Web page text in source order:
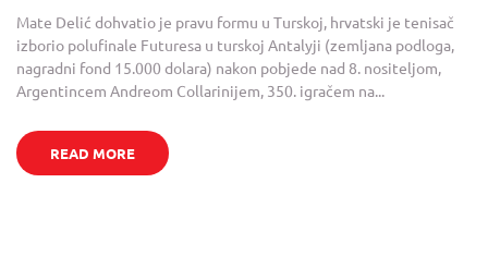
Mate Delić dohvatio je pravu formu u Turskoj, hrvatski je tenisač
izborio polufinale Futuresa u turskoj Antalyji (zemljana podloga,
nagradni fond 15.000 dolara) nakon pobjede nad 8. nositeljom,
Argentincem Andreom Collarinijem, 350. igračem na...
READ MORE